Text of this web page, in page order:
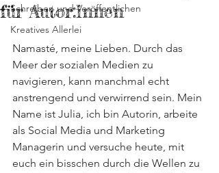
Schreiben und Veröffentlichen
Kreatives Allerlei
für Autor:innen
Namasté, meine Lieben. Durch das
Meer der sozialen Medien zu
navigieren, kann manchmal echt
anstrengend und verwirrend sein. Mein
Name ist Julia, ich bin Autorin, arbeite
als Social Media und Marketing
Managerin und versuche heute, mit
euch ein bisschen durch die Wellen zu